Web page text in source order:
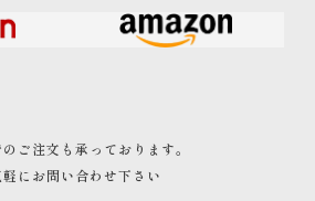
ご注文も承っております。
軽にお問い合わせ下さい